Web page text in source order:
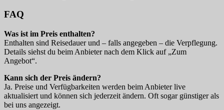
FAQ
Was ist im Preis enthalten?
Enthalten sind Reisedauer und – falls angegeben – die Verpflegung.
Details siehst du beim Anbieter nach dem Klick auf „Zum
Angebot“.
Kann sich der Preis ändern?
Ja. Preise und Verfügbarkeiten werden beim Anbieter live
aktualisiert und können sich jederzeit ändern. Oft sogar günstiger als
bei uns angezeigt.